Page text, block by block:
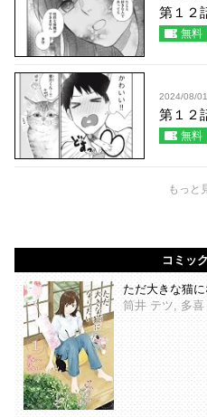
第１
無料
2024/08/01
第１
無料
もっと
コミッ
ただ大きな猫
筒井 テツ, 多喜